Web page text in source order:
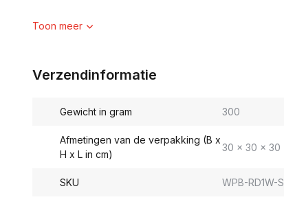
Toon meer
Verzendinformatie
Gewicht in gram 300
Afmetingen van de verpakking (B x
H x L in cm)
30 x 30 x 30
SKU WPB-RD1W-S